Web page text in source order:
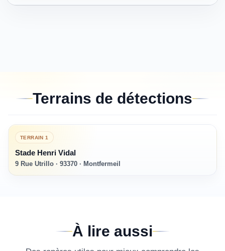
Terrains de détections
TERRAIN1
Stade Henri Vidal
9 Rue Utrillo · 93370 · Montfermeil
À lire aussi